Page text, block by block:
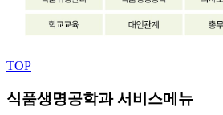
TOP
식품생명공학과 서비스메뉴